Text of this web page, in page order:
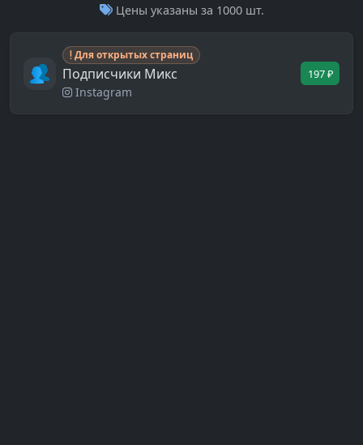
Цены указаны за 1000 шт.
Для открытых страниц
Подписчики Микс
Instagram
197 ₽